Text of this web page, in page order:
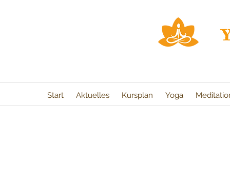
Start Aktuelles Kursplan Yoga